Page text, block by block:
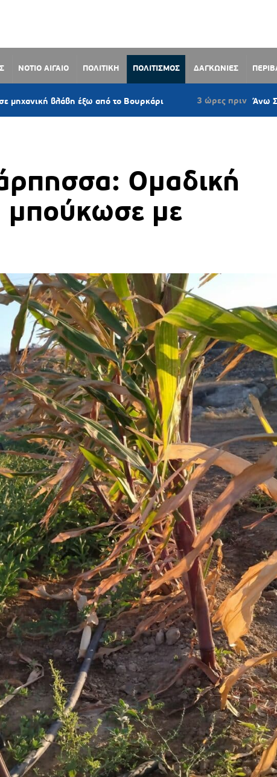
ΝΟΤΙΟ ΑΙΓΑΙΟ ΠΟΛΙΤΙΚΗ ΠΟΛΙΤΙΣΜΟΣ ΔΑΓΚΩΝΙΕΣ
έξω από το Βουρκάρι 3 ώρες πριν Άνω Σύρος:
Ομαδική
μπούκωσε με